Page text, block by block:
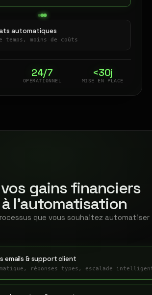
automatiques
temps, moins de coûts
24/7
OPÉRATIONNEL
<30j
MISE EN PLACE
gains financiers
l'automatisation
que vous souhaitez automatiser
emails & support client
réponses types, escalade